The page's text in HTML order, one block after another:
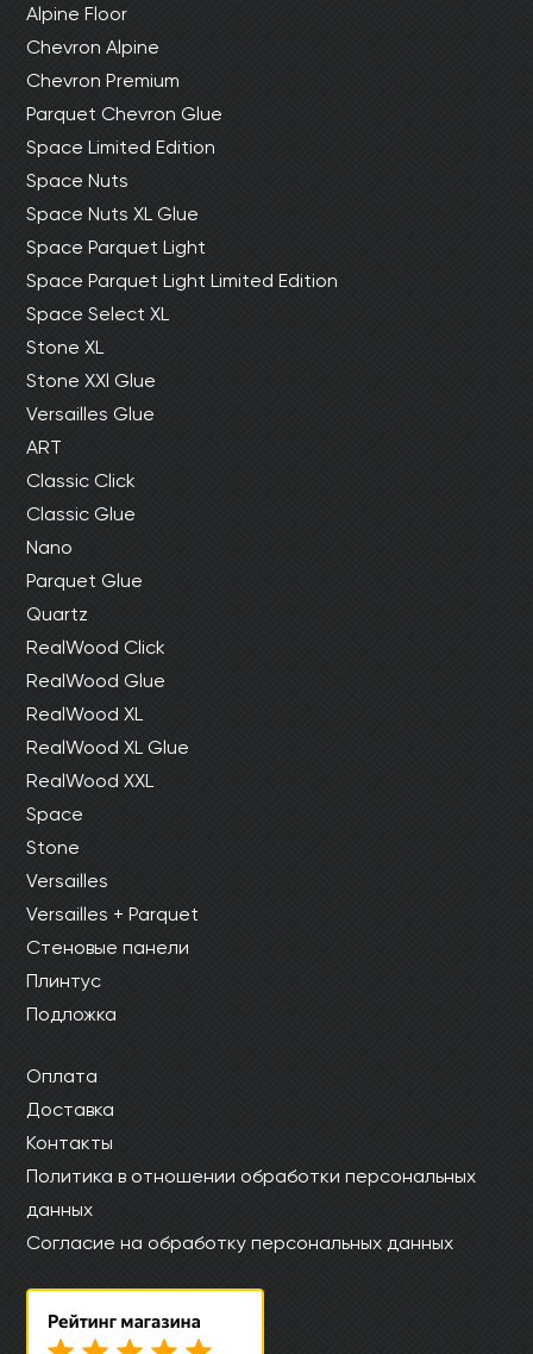
Alpine Floor
Chevron Alpine
Chevron Premium
Parquet Chevron Glue
Space Limited Edition
Space Nuts
Space Nuts XL Glue
Space Parquet Light
Space Parquet Light Limited Edition
Space Select XL
Stone XL
Stone XXl Glue
Versailles Glue
ART
Classic Click
Classic Glue
Nano
Parquet Glue
Quartz
RealWood Click
RealWood Glue
RealWood XL
RealWood XL Glue
RealWood XXL
Space
Stone
Versailles
Versailles + Parquet
Стеновые панели
Плинтус
Подложка
Оплата
Доставка
Контакты
Политика в отношении обработки персональных
данных
Согласие на обработку персональных данных